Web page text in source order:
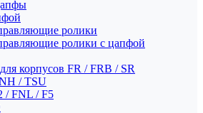
ролики
ролики с цапфой
корпусов FR / FRB / SR
/ TSU
/ FNL / F5